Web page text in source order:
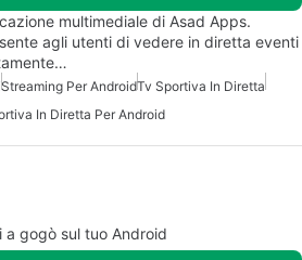
multimediale di Asad Apps.
agli utenti di vedere in diretta eventi
Streaming Per AndroidTv Sportiva In Diretta
In Diretta Per Android
a gogò sul tuo Android